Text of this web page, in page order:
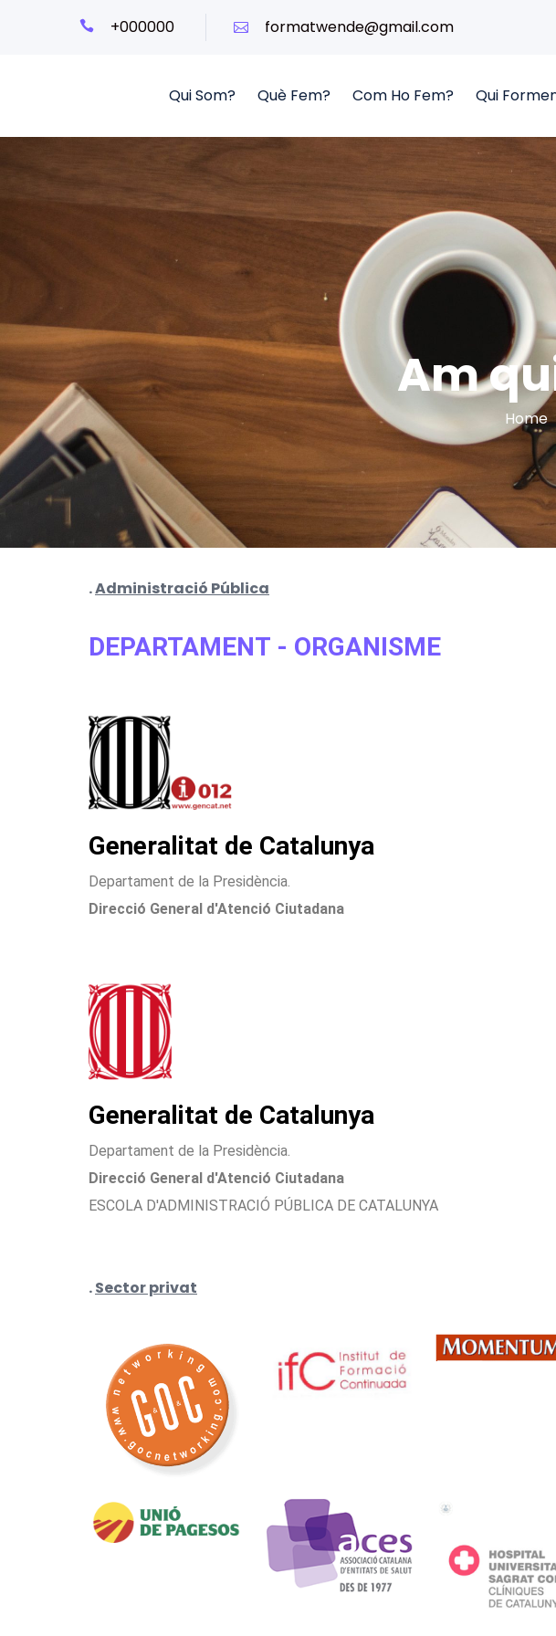
+000000 formatwende@gmail.com
Qui Som? Què Fem? Com Ho Fem? Qui
Am
Home
.Administració Pública
DEPARTAMENT - ORGANISME
Generalitat de Catalunya
Departament de la Presidència.
Direcció General d'Atenció Ciutadana
Generalitat de Catalunya
Departament de la Presidència.
Direcció General d'Atenció Ciutadana
ESCOLA D'ADMINISTRACIÓ PÚBLICA DE CATALUNYA
.Sector privat